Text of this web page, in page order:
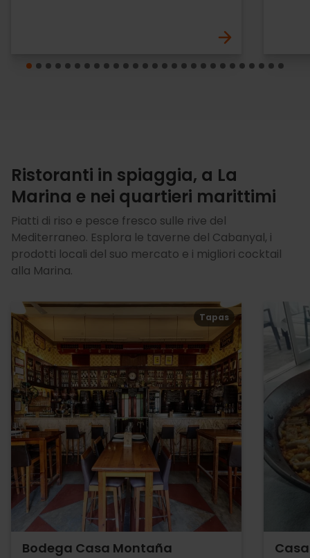
Ristoranti in spiaggia, a La
Marina e nei quartieri marittimi
Piatti di riso e pesce fresco sulle rive del
Mediterraneo. Esplora le taverne del Cabanyal, i
prodotti locali del suo mercato e i migliori cocktail
alla Marina.
Bodega Casa Montaña
Tapas